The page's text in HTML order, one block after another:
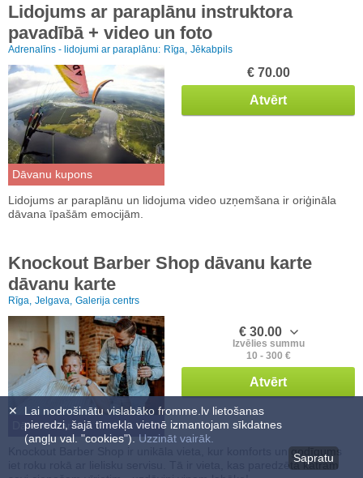
Lidojums ar paraplānu instruktora
pavadībā + video un foto
Adrenalīns - lidojumi ar paraplānu: Rīga, Jēkabpils
Dāvanu kupons
€ 70.00
Atvērt
Lidojums ar paraplānu un lidojuma video uzņemšana ir oriģināla
dāvana īpašām emocijām.
Knockout Barber Shop dāvanu karte
dāvanu karte
Rīga, Jelgava, Galerija centrs
Dāvanu karte
€ 30.00
Izvēlies summu
10 - 300 €
Atvērt
Knockout Barber Shop ir unikāla vieta, kur komforts un godīgums
iet roku rokā ar lielisku servisu. Tā ir vieta, kas paredzēta katram
Lai nodrošinātu vislabāko fromme.lv lietošanas
pieredzi, šajā tīmekļa vietnē izmantojam sīkdatnes
(angļu val. "cookies"). Uzzināt vairāk.
Sapratu
✕